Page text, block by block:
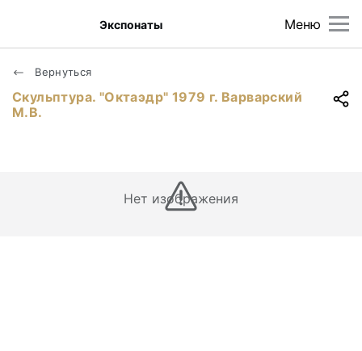
Меню
Экспонаты
Вернуться
Скульптура. "Октаэдр" 1979 г. Варварский
М.В.
Нет изображения